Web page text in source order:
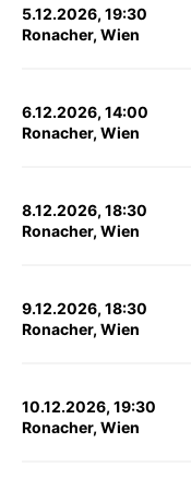
5.12.2026, 19:30
Ronacher, Wien
6.12.2026, 14:00
Ronacher, Wien
8.12.2026, 18:30
Ronacher, Wien
9.12.2026, 18:30
Ronacher, Wien
10.12.2026, 19:30
Ronacher, Wien